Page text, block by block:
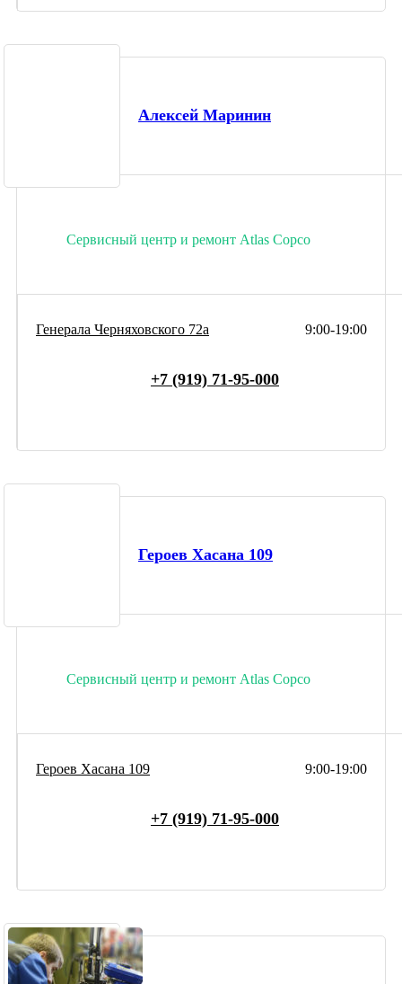
Алексей Маринин
Сервисный центр и ремонт Atlas Copco
9:00-19:00
Генерала Черняховского 72а
+7 (919) 71-95-000
Героев Хасана 109
Сервисный центр и ремонт Atlas Copco
9:00-19:00
Героев Хасана 109
+7 (919) 71-95-000